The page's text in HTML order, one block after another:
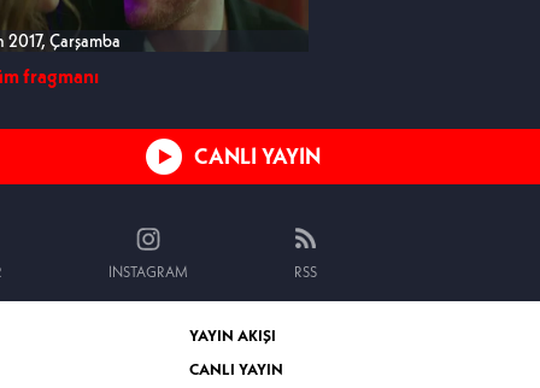
2017, Çarşamba
fragmanı
CANLI YAYIN
INSTAGRAM RSS
YAYIN AKIŞI
CANLI YAYIN